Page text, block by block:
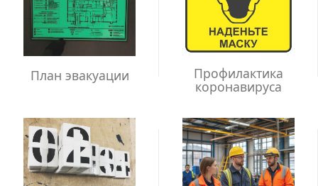
План эвакуации Профилактика
коронавируса